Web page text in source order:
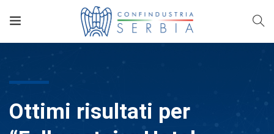
Ottimi risultati per